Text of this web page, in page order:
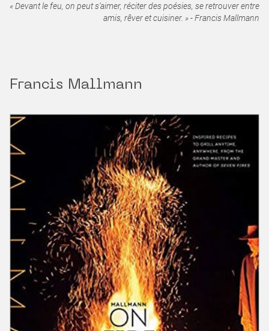
« Devant le feu, on peut s’aimer, réciter des poésies, se retrouver entre
amis, rêver et cuisiner. » - Francis Mallmann
Francis Mallmann